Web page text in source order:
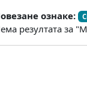
ознаке:
резултата за